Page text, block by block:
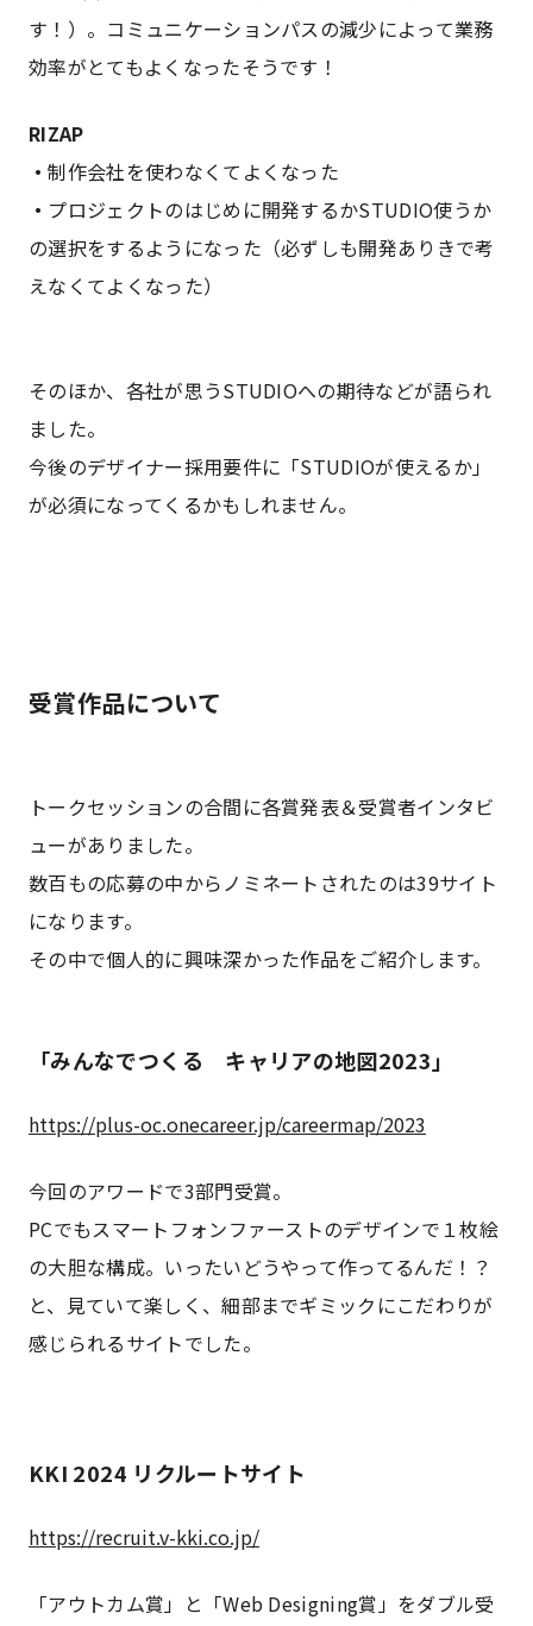
す！）。コミュニケーションパスの減少によって業務
効率がとてもよくなったそうです！
RIZAP
・制作会社を使わなくてよくなった
・ プロジェクトのはじめに開発するかSTUDIO使うか
の選択をするようになった（必ずしも開発ありきで考
えなくてよくなった）
そのほか、各社が思うSTUDIOへの期待などが語られ
ました。
今後のデザイナー採用要件に「STUDIOが使えるか」
が必須になってくるかもしれません。
受賞作品について
トークセッションの合間に各賞発表＆受賞者インタビ
ューがありました。
数百もの応募の中からノミネートされたのは39サイト
になります。
その中で個人的に興味深かった作品をご紹介します。
「みんなでつくる キャリアの地図2023」
https://plus-oc.onecareer.jp/careermap/2023
今回のアワードで3部門受賞。
PCでもスマートフォンファーストのデザインで１枚絵
の大胆な構成。いったいどうやって作ってるんだ！？
と、見ていて楽しく、細部までギミックにこだわりが
感じられるサイトでした。
KKI 2024 リクルートサイト
https://recruit.v-kki.co.jp/
「アウトカム賞」と「Web Designing賞」をダブル受